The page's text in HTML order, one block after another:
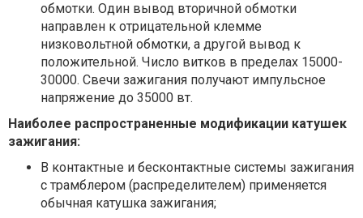
обмотки. Один вывод вторичной обмотки
направлен к отрицательной клемме
низковольтной обмотки, а другой вывод к
положительной. Число витков в пределах 15000-
30000. Свечи зажигания получают импульсное
напряжение до 35000 вт.
Наиболее распространенные модификации катушек
зажигания:
В контактные и бесконтактные системы зажигания
с трамблером (распределителем) применяется
обычная катушка зажигания;